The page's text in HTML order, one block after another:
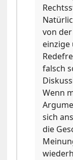
von
falsch
Wenn
sich
die